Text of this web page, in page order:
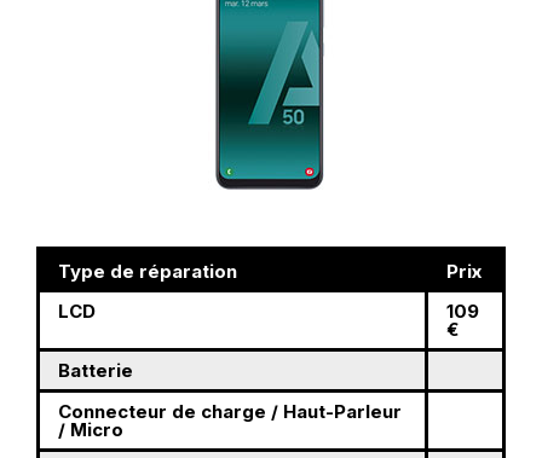
Type de réparation
Prix
LCD
109
€
Batterie
Connecteur de charge / Haut-Parleur
/ Micro